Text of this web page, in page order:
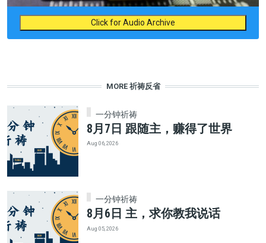
Click for Audio Archive
MORE 祈祷反省
一分钟祈祷
8月7日 跟随主，赚得了世界
Aug 06, 2026
一分钟祈祷
8月6日 主，求你教我说话
Aug 05, 2026